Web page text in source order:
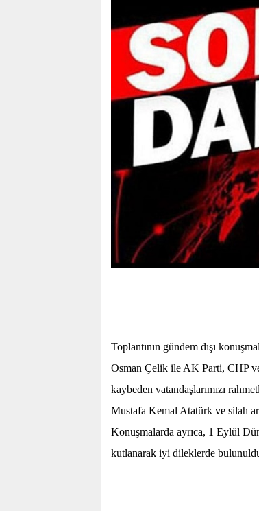
Toplantının gündem dışı
Osman Çelik ile AK Parti, CHP
kaybeden vatandaşlarımızı
Mustafa Kemal Atatürk ve silah
Konuşmalarda ayrıca, 1 Eylül
kutlanarak iyi dileklerde